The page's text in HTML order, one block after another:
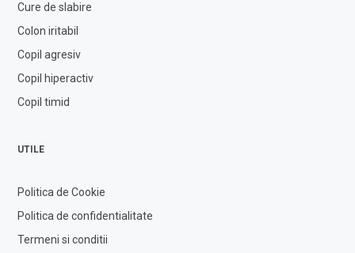
Cure de slabire
Colon iritabil
Copil agresiv
Copil hiperactiv
Copil timid
UTILE
Politica de Cookie
Politica de confidentialitate
Termeni si conditii